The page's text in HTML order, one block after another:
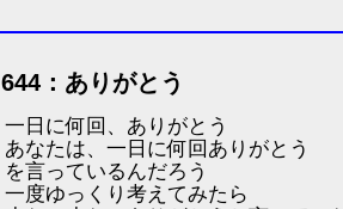
644：ありがとう
一日に何回、ありがとう
あなたは、一日に何回ありがとう
を言っているんだろう
一度ゆっくり考えてみたら